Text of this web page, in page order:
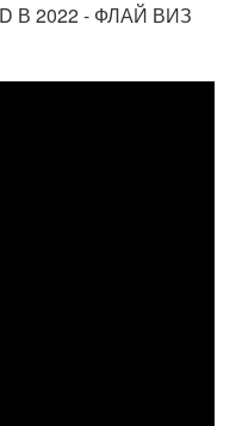
В 2022 - ФЛАЙ ВИЗ